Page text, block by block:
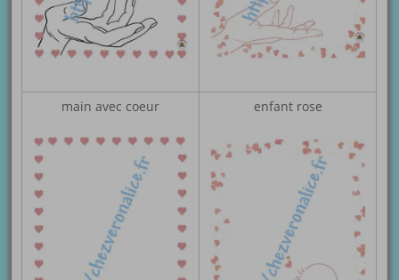
main avec coeur enfant rose